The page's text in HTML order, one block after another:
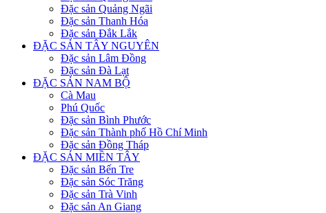
Đặc sản Quảng Ngãi
Đặc sản Thanh Hóa
Đặc sản Đắk Lắk
ĐẶC SẢN TÂY NGUYÊN
Đặc sản Lâm Đồng
Đặc sản Đà Lạt
ĐẶC SẢN NAM BỘ
Cà Mau
Phú Quốc
Đặc sản Bình Phước
Đặc sản Thành phố Hồ Chí Minh
Đặc sản Đồng Tháp
ĐẶC SẢN MIỀN TÂY
Đặc sản Bến Tre
Đặc sản Sóc Trăng
Đặc sản Trà Vinh
Đặc sản An Giang